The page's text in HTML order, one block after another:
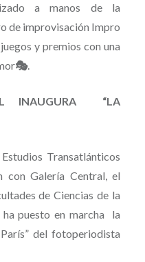
a manos de la
de improvisación Impro
y premios con una
🎭.
INAUGURA “LA
Transatlánticos
Galería Central, el
de Ciencias de la
puesto en marcha la
del fotoperiodista